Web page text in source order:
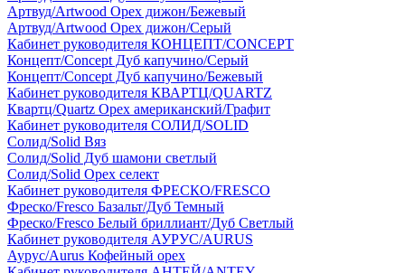
Артвуд/Artwood Орех дижон/Бежевый
Артвуд/Artwood Орех дижон/Серый
Кабинет руководителя КОНЦЕПТ/CONCEPT
Концепт/Concept Дуб капучино/Серый
Концепт/Concept Дуб капучино/Бежевый
Кабинет руководителя КВАРТЦ/QUARTZ
Квартц/Quartz Орех американский/Графит
Кабинет руководителя СОЛИД/SOLID
Солид/Solid Вяз
Солид/Solid Дуб шамони светлый
Солид/Solid Орех селект
Кабинет руководителя ФРЕСКО/FRESCO
Фреско/Fresco Базальт/Дуб Темный
Фреско/Fresco Белый бриллиант/Дуб Светлый
Кабинет руководителя АУРУС/AURUS
Аурус/Aurus Кофейный орех